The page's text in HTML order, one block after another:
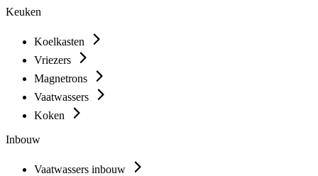
Keuken
Koelkasten
Vriezers
Magnetrons
Vaatwassers
Koken
Inbouw
Vaatwassers inbouw